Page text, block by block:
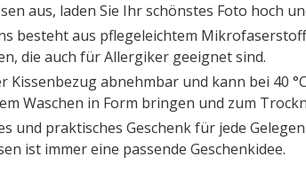
aus, laden Sie Ihr schönstes Foto hoch
besteht aus pflegeleichtem
die auch für Allergiker geeignet sind.
Kissenbezug abnehmbar und kann bei 40
Waschen in Form bringen und zum
und praktisches Geschenk für jede
ist immer eine passende Geschenkidee.